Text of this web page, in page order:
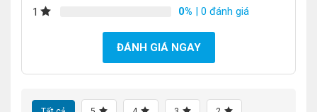
1
0% | 0 đánh giá
ĐÁNH GIÁ NGAY